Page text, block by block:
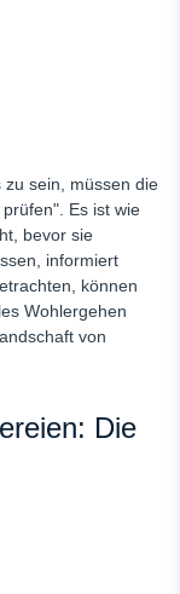
sein, müssen die
Es ist wie
bevor sie
informiert
können
Wohlergehen
von
Die